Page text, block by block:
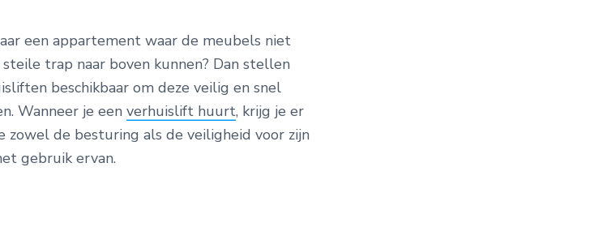
een appartement waar de meubels niet
trap naar boven kunnen? Dan stellen
beschikbaar om deze veilig en snel
Wanneer je een verhuislift huurt, krijg je er
zowel de besturing als de veiligheid voor zijn
gebruik ervan.